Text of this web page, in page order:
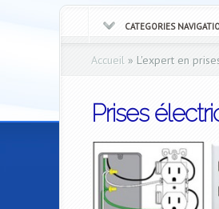
CATEGORIES
Accueil » L'expert en
Prises